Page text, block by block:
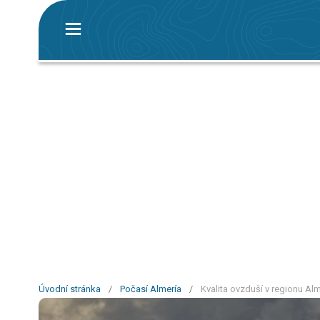
Úvodní stránka / Počasí Almería / Kvalita ovzduší v regionu